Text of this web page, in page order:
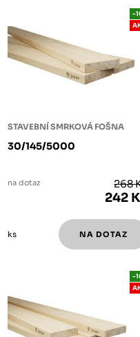
STAVEBNÍ SMRKOVÁ FOŠNA
30/145/5000
-
na dotaz 268
242
ks
-